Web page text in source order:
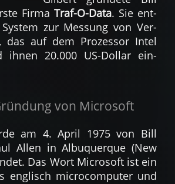
Firma Traf-O-Data. Sie ent­
zur Mes­sung von Ver­
das auf dem Pro­zes­sor Intel
ihnen 20.000 US-Dollar ein­
von Micro­soft
am 4. April 1975 von Bill
Allen in Albu­quer­que (New
Das Wort Micro­soft ist ein
eng­lisch micro­computer und